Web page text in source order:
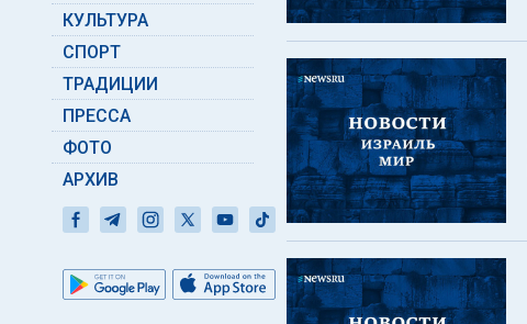
КУЛЬТУРА
СПОРТ
ТРАДИЦИИ
ПРЕССА
ФОТО
АРХИВ